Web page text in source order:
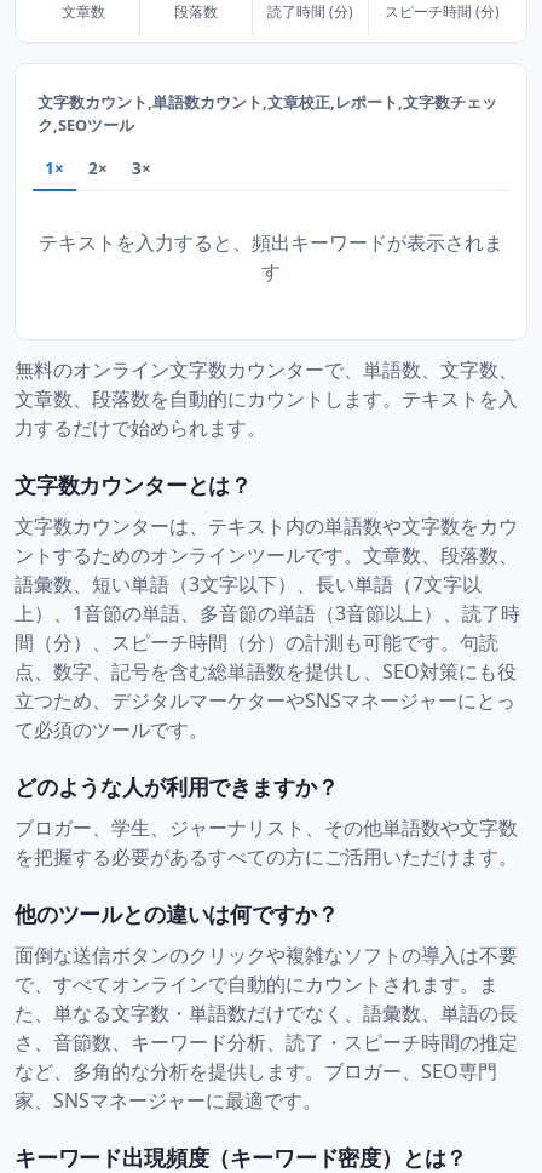
文章数 段落数 読了時間 (分) スピーチ時間 (分)
文字数カウント,単語数カウント,文章校正,レポート,文字数チェッ
ク,SEOツール
1× 2× 3×
テキストを入力すると、頻出キーワードが表示されま
す
無料のオンライン文字数カウンターで、単語数、文字数、
文章数、段落数を自動的にカウントします。テキストを入
力するだけで始められます。
文字数カウンターとは？
文字数カウンターは、テキスト内の単語数や文字数をカウ
ントするためのオンラインツールです。文章数、段落数、
語彙数、短い単語（3文字以下）、長い単語（7文字以
上）、1音節の単語、多音節の単語（3音節以上）、読了時
間（分）、スピーチ時間（分）の計測も可能です。句読
点、数字、記号を含む総単語数を提供し、SEO対策にも役
立つため、デジタルマーケターやSNSマネージャーにとっ
て必須のツールです。
どのような人が利用できますか？
ブロガー、学生、ジャーナリスト、その他単語数や文字数
を把握する必要があるすべての方にご活用いただけます。
他のツールとの違いは何ですか？
面倒な送信ボタンのクリックや複雑なソフトの導入は不要
で、すべてオンラインで自動的にカウントされます。ま
た、単なる文字数・単語数だけでなく、語彙数、単語の長
さ、音節数、キーワード分析、読了・スピーチ時間の推定
など、多角的な分析を提供します。ブロガー、SEO専門
家、SNSマネージャーに最適です。
キーワード出現頻度（キーワード密度）とは？